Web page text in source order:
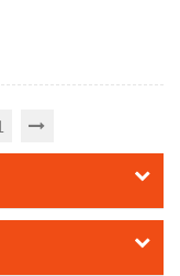
الغاز المسال. أثناء
الشوكية بالقرب من
وأعقاب السجائر
والمعدات